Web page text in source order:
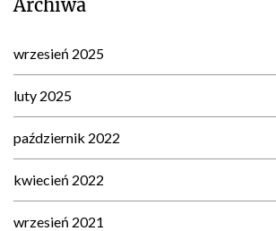
Archiwa
wrzesień 2025
luty 2025
październik 2022
kwiecień 2022
wrzesień 2021